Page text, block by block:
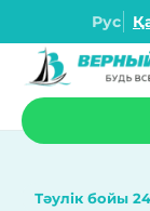
Рус
Тәулік бойы